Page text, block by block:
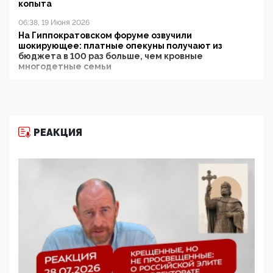
копыта
06:38, 19 Июня 2026
На Гиппократовском форуме озвучили
шокирующее: платные опекуны получают из
бюджета в 100 раз больше, чем кровные
многодетные семьи
11:53, 09 Июня 2026
деятельность ИИТО ЮНЕСКО в России, но
цифроглобалисты продолжают определять
повестку в образовании
09:43, 01 Июня 2026
5G за счет здоровья граждан: Минцифры намерено
отобрать у регионов и муниципалитетов право
защищать жилые дома и социальные объекты от
05:58, 26 Мая 2026
РЕАКЦИЯ